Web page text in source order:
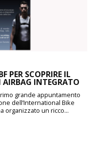
PER SCOPRIRE IL
INTEGRATO
grande appuntamento
dell’International Bike
organizzato un ricco...